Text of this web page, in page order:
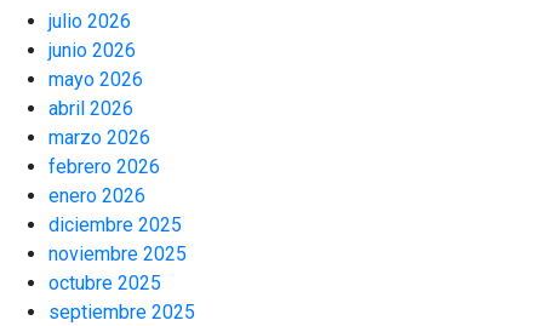
julio 2026
junio 2026
mayo 2026
abril 2026
marzo 2026
febrero 2026
enero 2026
diciembre 2025
noviembre 2025
octubre 2025
septiembre 2025